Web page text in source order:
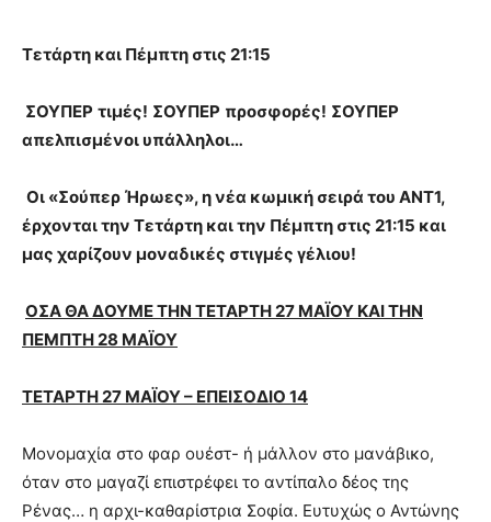
Τετάρτη και Πέμπτη στις 21:15
ΣΟΥΠΕΡ τιμές! ΣΟΥΠΕΡ προσφορές! ΣΟΥΠΕΡ
απελπισμένοι υπάλληλοι…
Οι «Σούπερ Ήρωες», η νέα κωμική σειρά του ΑΝΤ1,
έρχονται την Τετάρτη και την Πέμπτη στις 21:15 και
μας χαρίζουν μοναδικές στιγμές γέλιου!
ΟΣΑ ΘΑ ΔΟΥΜΕ ΤΗΝ ΤΕΤΑΡΤΗ 27 ΜΑЇΟΥ ΚΑΙ ΤΗΝ
ΠΕΜΠΤΗ 28 ΜΑЇΟΥ
ΤΕΤΑΡΤΗ 27 ΜΑЇΟΥ – ΕΠΕΙΣΟΔΙΟ 14
Μονομαχία στο φαρ ουέστ- ή μάλλον στο μανάβικο,
όταν στο μαγαζί επιστρέφει το αντίπαλο δέος της
Ρένας… η αρχι-καθαρίστρια Σοφία. Ευτυχώς ο Αντώνης